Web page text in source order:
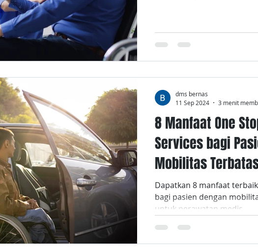
8 Manfaat One
Services bagi
Mobilitas
Dapatkan 8 manfaat
bagi pasien dengan
untuk perawatan medis.
dms bernas
11 Sep 2024
3 menit